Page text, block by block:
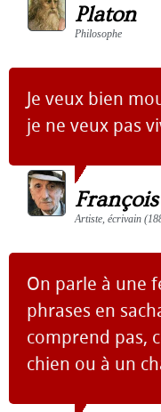
Platon
Philosophe
Je veux bien
je ne veux pas
Artiste, écrivain
On parle à une
phrases en
comprend pas,
chien ou à un